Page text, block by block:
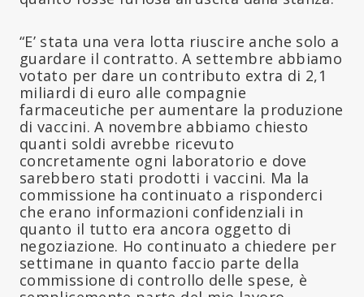
“E’ stata una vera lotta riuscire anche solo a
guardare il contratto. A settembre abbiamo
votato per dare un contributo extra di 2,1
miliardi di euro alle compagnie
farmaceutiche per aumentare la produzione
di vaccini. A novembre abbiamo chiesto
quanti soldi avrebbe ricevuto
concretamente ogni laboratorio e dove
sarebbero stati prodotti i vaccini. Ma la
commissione ha continuato a risponderci
che erano informazioni confidenziali in
quanto il tutto era ancora oggetto di
negoziazione. Ho continuato a chiedere per
settimane in quanto faccio parte della
commissione di controllo delle spese, è